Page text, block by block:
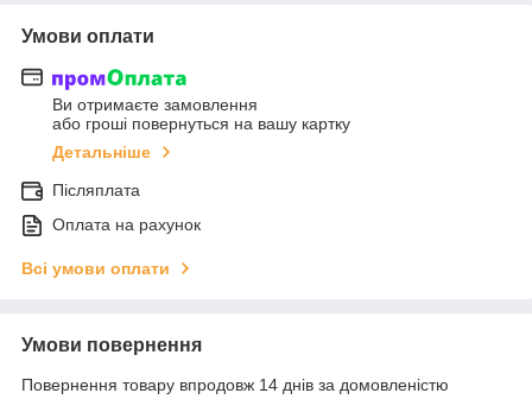
Умови оплати
Ви отримаєте замовлення
або гроші повернуться на вашу картку
Детальніше
Післяплата
Оплата на рахунок
Всі умови оплати
Умови повернення
Повернення товару впродовж 14 днів за домовленістю